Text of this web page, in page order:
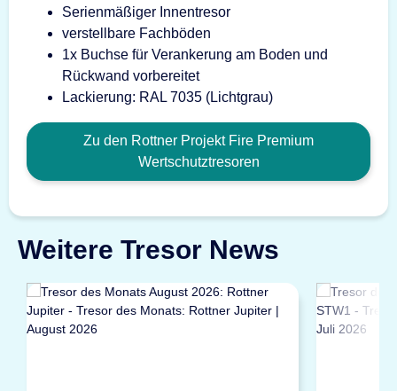
Serienmäßiger Innentresor
verstellbare Fachböden
1x Buchse für Verankerung am Boden und
Rückwand vorbereitet
Lackierung: RAL 7035 (Lichtgrau)
Zu den Rottner Projekt Fire Premium
Wertschutztresoren
Weitere Tresor News